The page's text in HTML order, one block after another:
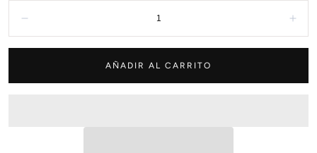
AÑADIR AL CARRITO